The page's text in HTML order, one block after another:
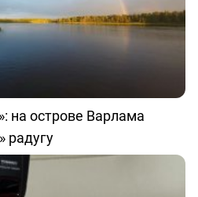
на острове Варлама
радугу